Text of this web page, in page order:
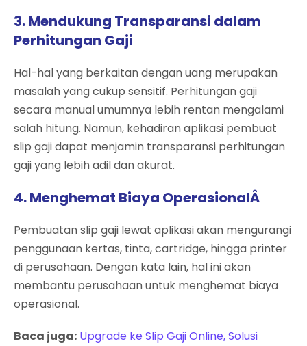
3. Mendukung Transparansi dalam
Perhitungan Gaji
Hal-hal yang berkaitan dengan uang merupakan
masalah yang cukup sensitif. Perhitungan gaji
secara manual umumnya lebih rentan mengalami
salah hitung. Namun, kehadiran aplikasi pembuat
slip gaji dapat menjamin transparansi perhitungan
gaji yang lebih adil dan akurat.
4. Menghemat Biaya OperasionalÂ
Pembuatan slip gaji lewat aplikasi akan mengurangi
penggunaan kertas, tinta, cartridge, hingga printer
di perusahaan. Dengan kata lain, hal ini akan
membantu perusahaan untuk menghemat biaya
operasional.
Baca juga: Upgrade ke Slip Gaji Online, Solusi